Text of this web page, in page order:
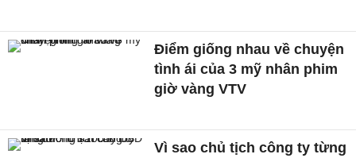
Điểm giống nhau về chuyện
tình ái của 3 mỹ nhân phim
giờ vàng VTV
Vì sao chủ tịch công ty từng